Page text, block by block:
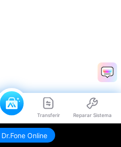
Transferir Reparar Sistema
Online